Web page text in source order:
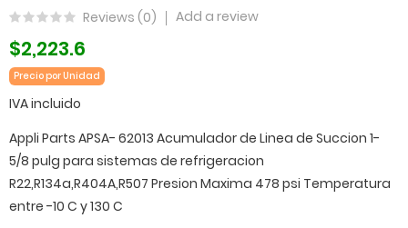
Reviews (0) Add a review
$2,223.6
Precio por Unidad
IVA incluido
Appli Parts APSA- 62013 Acumulador de Linea de Succion 1-
5/8 pulg para sistemas de refrigeracion
R22,R134a,R404A,R507 Presion Maxima 478 psi Temperatura
entre -10 C y 130 C